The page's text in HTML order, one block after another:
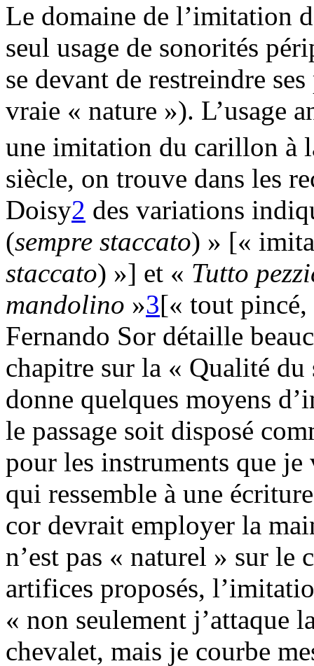
Le domaine de l’imitation
seul usage de sonorités
se devant de restreindre
vraie « nature »). L’usage
une imitation du carillon à
siècle, on trouve dans les
Doisy2 des variations
(sempre staccato) » [«
staccato) »] et « Tutto
mandolino »3[« tout
Fernando Sor détaille
chapitre sur la « Qualité
donne quelques moyens
le passage soit disposé
pour les instruments que
qui ressemble à une
cor devrait employer la
n’est pas « naturel » sur le
artifices proposés,
« non seulement j’attaque
chevalet, mais je courbe